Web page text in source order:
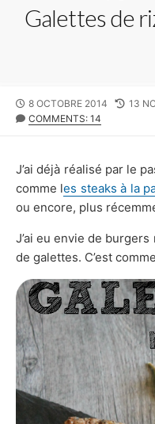
Galettes de
PUBLISHED
DATE
8 OCTOBRE 2014
LAST
13
COMMENTS: 14
J’ai déjà réalisé par le
comme les steaks à la
ou encore, plus
J’ai eu envie de
de galettes. C’est